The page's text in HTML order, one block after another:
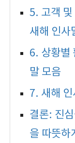
5. 고객 및
새해 인사
6. 상황별
말 모음
7. 새해
결론: 진
을 따뜻하